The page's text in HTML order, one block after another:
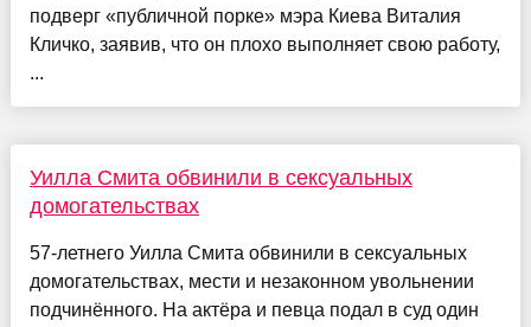
подверг «публичной порке» мэра Киева Виталия
Кличко, заявив, что он плохо выполняет свою работу,
...
Уилла Смита обвинили в сексуальных
домогательствах
57-летнего Уилла Смита обвинили в сексуальных
домогательствах, мести и незаконном увольнении
подчинённого. На актёра и певца подал в суд один